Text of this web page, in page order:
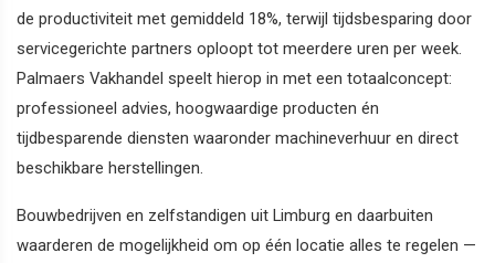
de productiviteit met gemiddeld 18%, terwijl tijdsbesparing door
servicegerichte partners oploopt tot meerdere uren per week.
Palmaers Vakhandel speelt hierop in met een totaalconcept:
professioneel advies, hoogwaardige producten én
tijdbesparende diensten waaronder machineverhuur en direct
beschikbare herstellingen.
Bouwbedrijven en zelfstandigen uit Limburg en daarbuiten
waarderen de mogelijkheid om op één locatie alles te regelen —